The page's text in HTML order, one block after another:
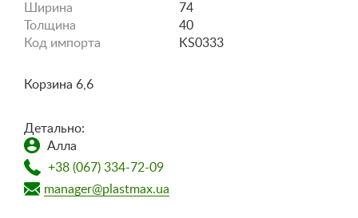
Ширина
74
Толщина
40
Код импорта
KS0333
Корзина 6,6
Детально:
Алла
+38 (067) 334-72-09
manager@plastmax.ua